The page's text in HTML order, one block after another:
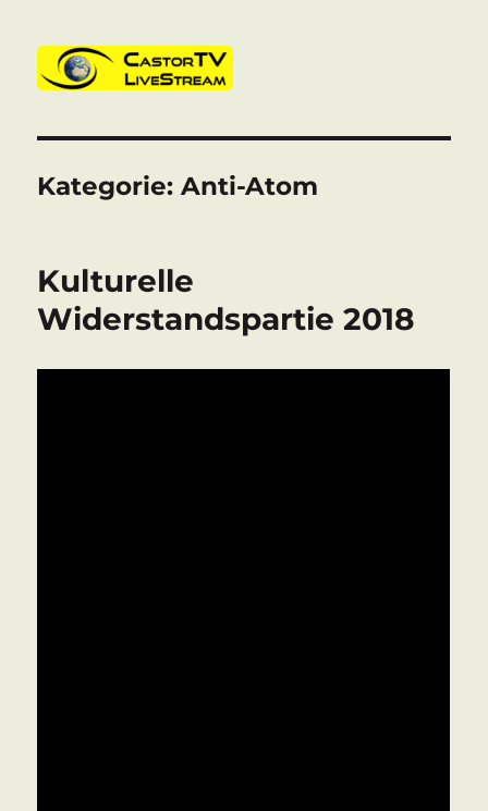
Kategorie:Anti-Atom
Kulturelle
Widerstandspartie 2018